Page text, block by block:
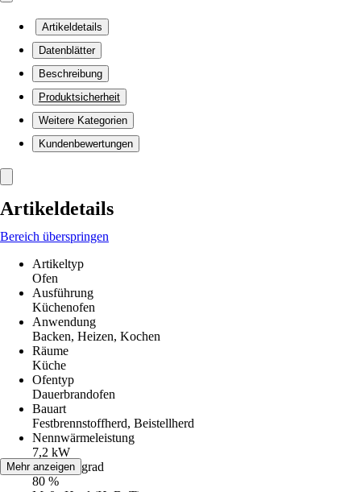
Artikeldetails
Datenblätter
Beschreibung
Produktsicherheit
Weitere Kategorien
Kundenbewertungen
Artikeldetails
Bereich überspringen
Artikeltyp
Ofen
Ausführung
Küchenofen
Anwendung
Backen, Heizen, Kochen
Räume
Küche
Ofentyp
Dauerbrandofen
Bauart
Festbrennstoffherd, Beistellherd
Nennwärmeleistung
7,2 kW
Wirkungsgrad
80 %
Mehr anzeigen